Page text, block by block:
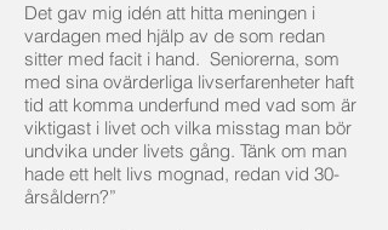
Det gav mig idén att hitta meningen i
vardagen med hjälp av de som redan
sitter med facit i hand. Seniorerna, som
med sina ovärderliga livserfarenheter haft
tid att komma underfund med vad som är
viktigast i livet och vilka misstag man bör
undvika under livets gång. Tänk om man
hade ett helt livs mognad, redan vid 30-
årsåldern?”